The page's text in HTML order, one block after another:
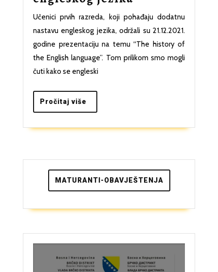
nastava
iz
engleskog
jezika
Učenici prvih razreda, koji pohađaju dodatnu
nastavu engleskog jezika, održali su 21.12.2021.
godine prezentaciju na temu “The history of
the English language”. Tom prilikom smo mogli
čuti kako se engleski
Pročitaj više
više
MATURANTI-OBAVJEŠTENJA